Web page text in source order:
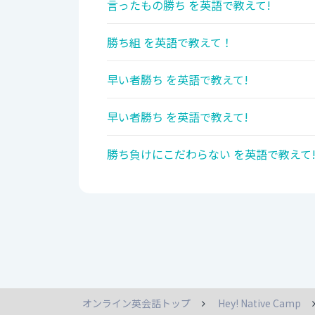
言ったもの勝ち を英語で教えて!
勝ち組 を英語で教えて！
早い者勝ち を英語で教えて!
早い者勝ち を英語で教えて!
勝ち負けにこだわらない を英語で教えて!
オンライン英会話トップ Hey! Native Camp